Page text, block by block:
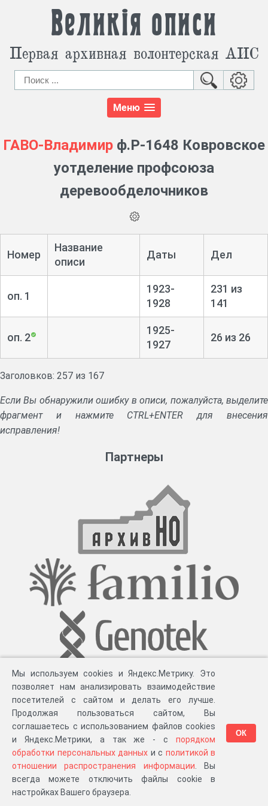
Великія описи
Первая архивная волонтерская АИС
Меню
ГАВО-Владимир ф.Р-1648 Ковровское
уотделение профсоюза
деревообделочников
Номер
Название
описи
Даты Дел
оп. 1
1923-
1928
231 из
141
оп. 2
1925-
1927
26 из 26
Заголовков: 257 из 167
Если Вы обнаружили ошибку в описи, пожалуйста, выделите
фрагмент и нажмите CTRL+ENTER для внесения
исправления!
Партнеры
Разработка компании «Великіе предки», 2023-2026 гг. Блог.Суть проекта
Персональные данные.Распространение информации . ЧаВО. Сборка 111.35
Мы используем cookies и Яндекс.Метрику. Это
позволяет нам анализировать взаимодействие
посетителей с сайтом и делать его лучше.
Продолжая пользоваться сайтом, Вы
соглашаетесь с использованием файлов cookies
и Яндекс.Метрики, а так же - с порядком
обработки персональных данных и с политикой в
отношении распространения информации . Вы
всегда можете отключить файлы cookie в
настройках Вашего браузера.
ОК
в «Мои документы»
…или в один из ваших проектов: